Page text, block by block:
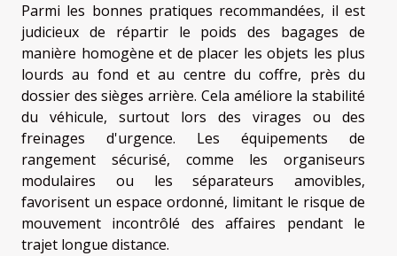
Parmi les bonnes pratiques recommandées, il est
judicieux de répartir le poids des bagages de
manière homogène et de placer les objets les plus
lourds au fond et au centre du coffre, près du
dossier des sièges arrière. Cela améliore la stabilité
du véhicule, surtout lors des virages ou des
freinages d'urgence. Les équipements de
rangement sécurisé, comme les organiseurs
modulaires ou les séparateurs amovibles,
favorisent un espace ordonné, limitant le risque de
mouvement incontrôlé des affaires pendant le
trajet longue distance.